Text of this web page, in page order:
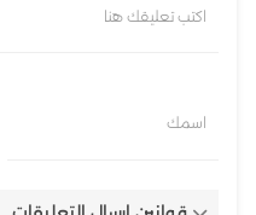
اكتب تعليقك هنا
اسمك